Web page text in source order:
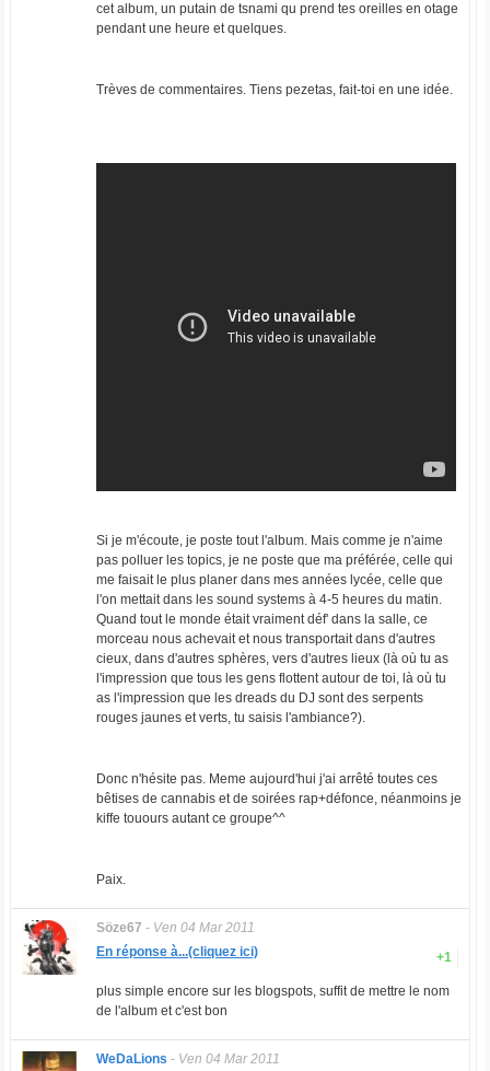
cet album, un putain de tsnami qu prend tes oreilles en otage
pendant une heure et quelques.
Trèves de commentaires. Tiens pezetas, fait-toi en une idée.
Si je m'écoute, je poste tout l'album. Mais comme je n'aime
pas polluer les topics, je ne poste que ma préférée, celle qui
me faisait le plus planer dans mes années lycée, celle que
l'on mettait dans les sound systems à 4-5 heures du matin.
Quand tout le monde était vraiment déf' dans la salle, ce
morceau nous achevait et nous transportait dans d'autres
cieux, dans d'autres sphères, vers d'autres lieux (là où tu as
l'impression que tous les gens flottent autour de toi, là où tu
as l'impression que les dreads du DJ sont des serpents
rouges jaunes et verts, tu saisis l'ambiance?).
Donc n'hésite pas. Meme aujourd'hui j'ai arrêté toutes ces
bêtises de cannabis et de soirées rap+défonce, néanmoins je
kiffe touours autant ce groupe^^
Paix.
Söze67 - Ven 04 Mar 2011
+1
En réponse à...(cliquez ici)
plus simple encore sur les blogspots, suffit de mettre le nom
de l'album et c'est bon
WeDaLions - Ven 04 Mar 2011